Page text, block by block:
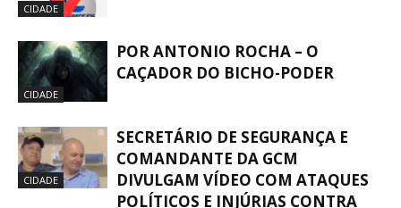
CIDADE
CIDADE
POR ANTONIO ROCHA – O
CAÇADOR DO BICHO-PODER
CIDADE
SECRETÁRIO DE SEGURANÇA E
COMANDANTE DA GCM
DIVULGAM VÍDEO COM ATAQUES
POLÍTICOS E INJÚRIAS CONTRA